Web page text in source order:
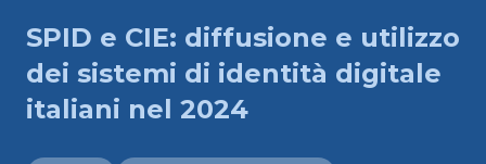
SPID e CIE: diffusione e utilizzo
dei sistemi di identità digitale
italiani nel 2024